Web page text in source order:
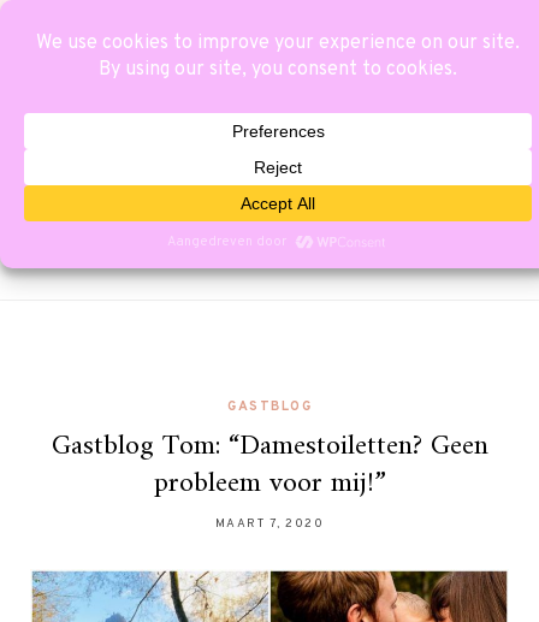
GASTBLOG
Gastblog Tom: “Damestoiletten? Geen
probleem voor mij!”
MAART 7, 2020